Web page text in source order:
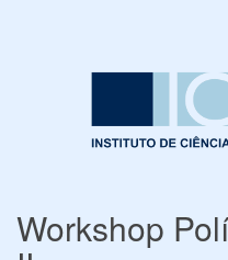
Workshop